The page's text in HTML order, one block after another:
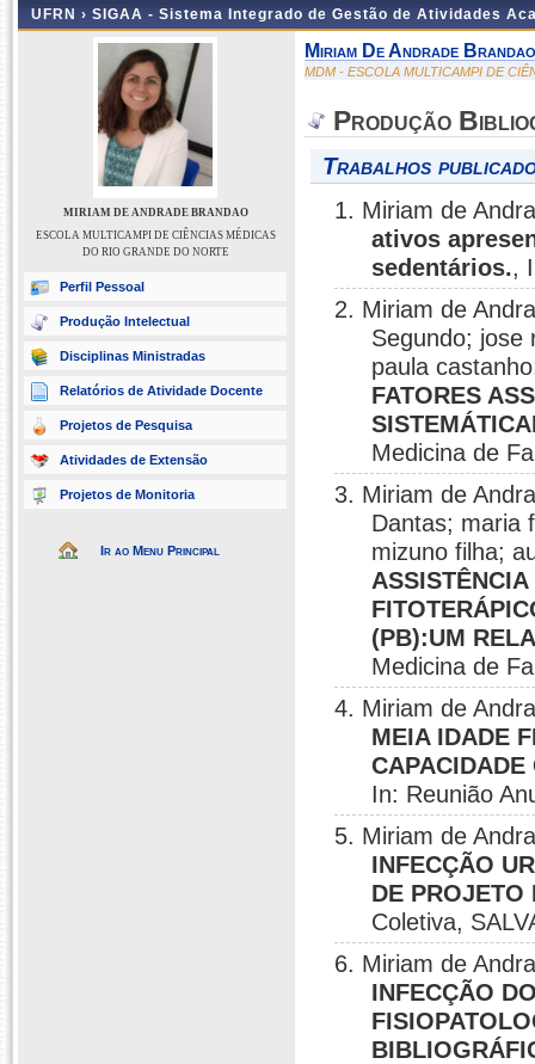
UFRN › SIGAA - Sistema Integrado de Gestão de Atividades
MIRIAM DE ANDRADE BRANDAO
ESCOLA MULTICAMPI DE CIÊNCIAS MÉDICAS
DO RIO GRANDE DO NORTE
Perfil Pessoal
Produção Intelectual
Disciplinas Ministradas
Relatórios de Atividade Docente
Projetos de Pesquisa
Atividades de Extensão
Projetos de Monitoria
Ir ao Menu Principal
Miriam De Andrade Brandao
MDM - ESCOLA MULTICAMPI DE
Produção
Trabalhos
1. Miriam de
ativos
sedentários.,
2. Miriam de
Segundo; jose
paula
FATORES
Medicina de
3. Miriam de
Dantas; maria
mizuno filha;
(PB):UM
Medicina de
4. Miriam de
MEIA IDADE
CAPACIDADE
In: Reunião
5. Miriam de
INFECÇÃO
DE PROJETO
Coletiva,
6. Miriam de
INFECÇÃO